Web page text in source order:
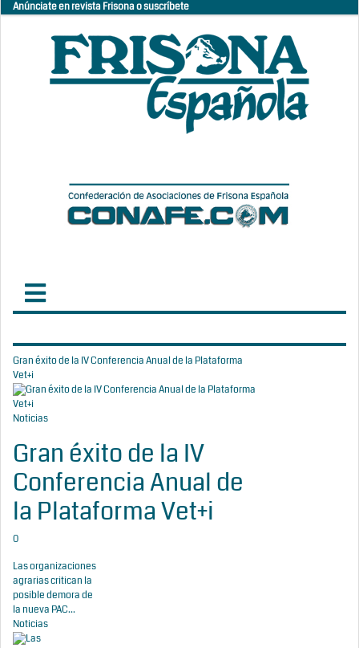
Anúnciate en revista Frisona o suscríbete
Gran éxito de la IV Conferencia Anual de la Plataforma
Vet+i
Noticias
Gran éxito de la IV
Conferencia Anual de
la Plataforma Vet+i
0
Las organizaciones
agrarias critican la
posible demora de
la nueva PAC...
Noticias